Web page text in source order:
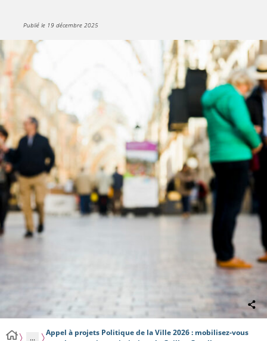
Publié le 19 décembre 2025
...
Appel à projets Politique de la Ville 2026 : mobilisez-vous